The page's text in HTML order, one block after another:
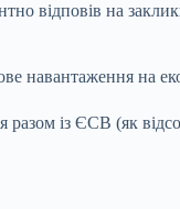
відповів на
навантаження на
із ЄСВ (як